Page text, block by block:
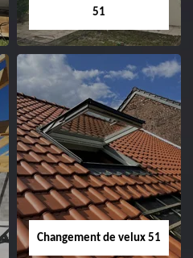
51
Démoussage de
toiture 51
Changement de velux 51